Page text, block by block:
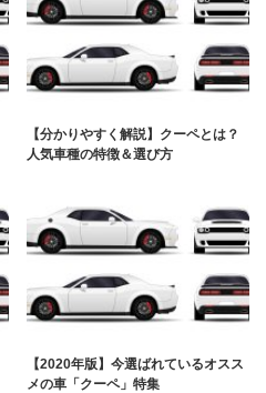
【分かりやすく解説】クーペとは？
人気車種の特徴＆選び方
【2020年版】今選ばれているオスス
メの車「クーペ」特集